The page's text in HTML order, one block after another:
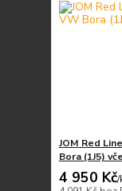
JOM Red
Bora (1J5)
4 950 Kč/